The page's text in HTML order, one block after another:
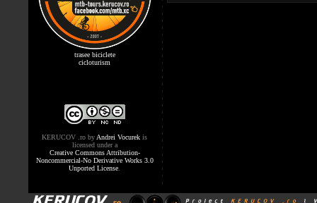
trasee biciclete
cicloturism
KERUCOV .ro by Andrei Vocurek is
licensed under a
Creative Commons Attribution-
Noncommercial-No Derivative Works 3.0
Unported License